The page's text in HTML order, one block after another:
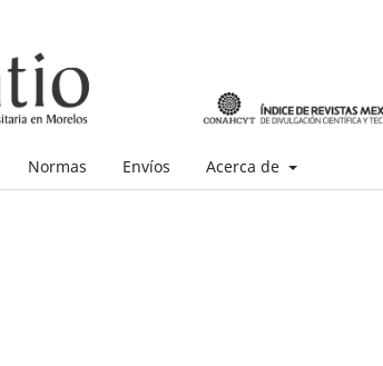
Normas Envíos Acerca de